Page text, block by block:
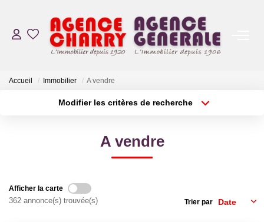
ACHAT
Accueil Immobilier A vendre
Modifier les critères de recherche
A vendre
Afficher la carte
362 annonce(s) trouvée(s) Trier par